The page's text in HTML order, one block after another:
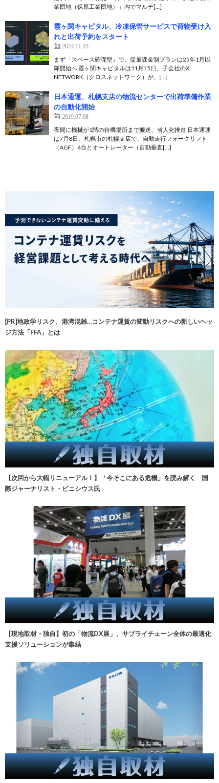
業団地（保原工業団地）」内でマルチ[…]
霞ヶ関キャピタル、冷凍保管サービスで荷物受け入
れと出荷予約をスタート
2024.11.15
まず「スペース確保型」で、従量課金制プランは25年1月以
降開始へ 霞ヶ関キャピタルは11月15日、子会社のX
NETWORK（クロスネットワーク）が、[…]
日本通運、札幌支店の物流センターで出荷準備作業
の自動化開始
2019.07.08
夜間に機械が1階の待機場所まで搬送、省人化推進 日本通運
は7月8日、札幌市の札幌支店で、自動走行フォークリフト
（AGF）4台とオートレーター（自動垂直[…]
[PR]地政学リスク、港湾混雑…コンテナ運賃の変動リスクへの新しいヘッ
ジ方法「FFA」とは
【次回から大幅リニューアル！】「今そこにある危機」を読み解く 国
際ジャーナリスト・ビニシウス氏
【現地取材・独自】初の「物流DX展」、サプライチェーン全体の最適化
支援ソリューションが集結